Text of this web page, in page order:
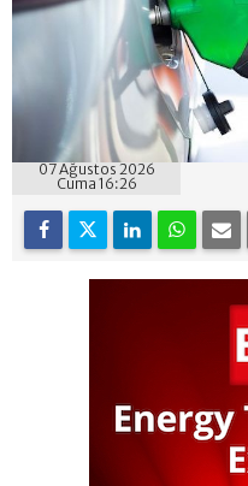
07 Ağustos 2026
Cuma 16:26